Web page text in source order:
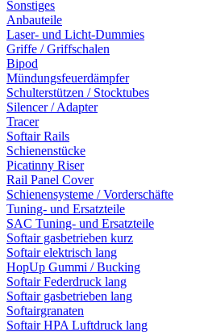
Sonstiges
Anbauteile
Laser- und Licht-Dummies
Griffe / Griffschalen
Bipod
Mündungsfeuerdämpfer
Schulterstützen / Stocktubes
Silencer / Adapter
Tracer
Softair Rails
Schienenstücke
Picatinny Riser
Rail Panel Cover
Schienensysteme / Vorderschäfte
Tuning- und Ersatzteile
SAC Tuning- und Ersatzteile
Softair gasbetrieben kurz
Softair elektrisch lang
HopUp Gummi / Bucking
Softair Federdruck lang
Softair gasbetrieben lang
Softairgranaten
Softair HPA Luftdruck lang